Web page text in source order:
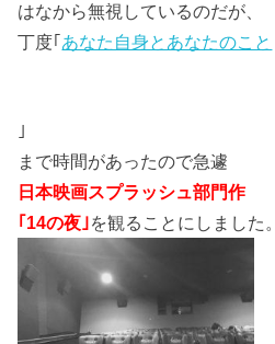
はなから無視しているのだが、
丁度｢ あなた自身とあなたのこと
｣
まで時間があったので急遽
日本映画スプラッシュ部門作
｢14の夜｣を観ることにしました。